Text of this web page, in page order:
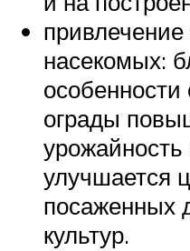
насекомых:
особенности
ограды
урожайность
улучшается
посаженных
культур.